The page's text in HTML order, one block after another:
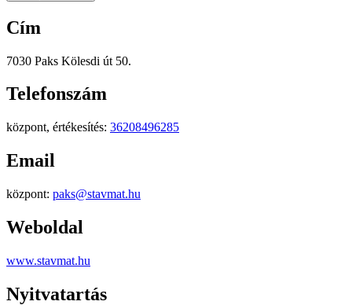
Cím
7030 Paks Kölesdi út 50.
Telefonszám
központ, értékesítés: 36208496285
Email
központ: paks@stavmat.hu
Weboldal
www.stavmat.hu
Nyitvatartás